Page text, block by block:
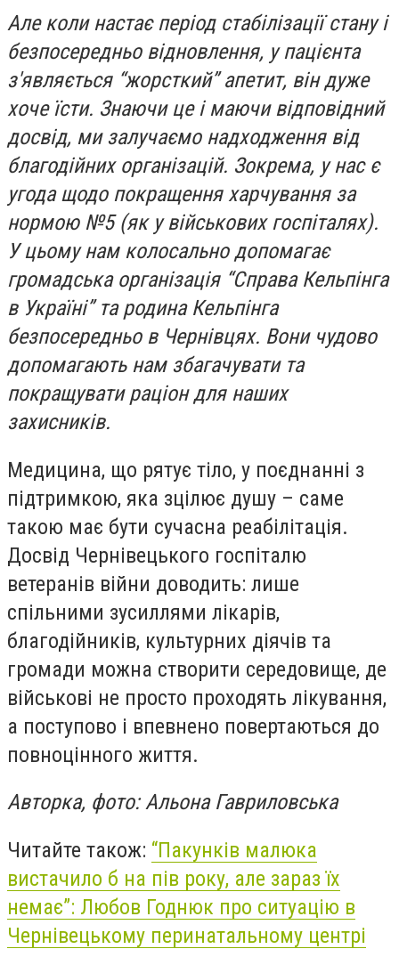
Але коли настає період стабілізації стану і
безпосередньо відновлення, у пацієнта
з'являється “жорсткий” апетит, він дуже
хоче їсти. Знаючи це і маючи відповідний
досвід, ми залучаємо надходження від
благодійних організацій. Зокрема, у нас є
угода щодо покращення харчування за
нормою №5 (як у військових госпіталях).
У цьому нам колосально допомагає
громадська організація “Справа Кельпінга
в Україні” та родина Кельпінга
безпосередньо в Чернівцях. Вони чудово
допомагають нам збагачувати та
покращувати раціон для наших
захисників.
Медицина, що рятує тіло, у поєднанні з
підтримкою, яка зцілює душу – саме
такою має бути сучасна реабілітація.
Досвід Чернівецького госпіталю
ветеранів війни доводить: лише
спільними зусиллями лікарів,
благодійників, культурних діячів та
громади можна створити середовище, де
військові не просто проходять лікування,
а поступово і впевнено повертаються до
повноцінного життя.
Авторка, фото: Альона Гавриловська
Читайте також: “Пакунків малюка
вистачило б на пів року, але зараз їх
немає”: Любов Годнюк про ситуацію в
Чернівецькому перинатальному центрі